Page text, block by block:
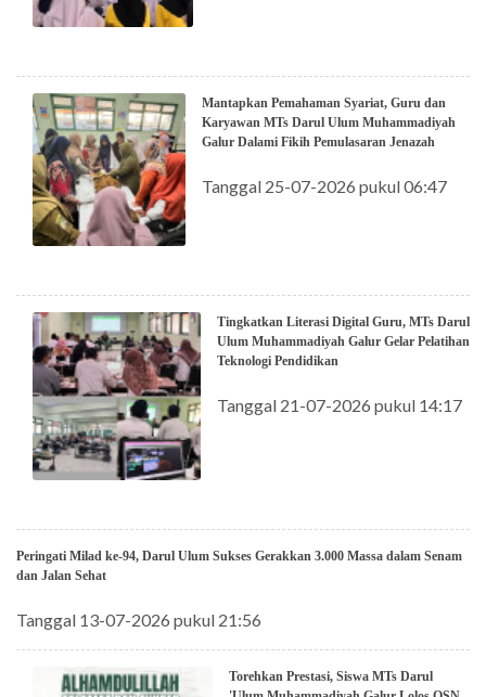
Mantapkan Pemahaman Syariat, Guru dan
Karyawan MTs Darul Ulum Muhammadiyah
Galur Dalami Fikih Pemulasaran Jenazah
Tanggal 25-07-2026 pukul 06:47
Tingkatkan Literasi Digital Guru, MTs Darul
Ulum Muhammadiyah Galur Gelar Pelatihan
Teknologi Pendidikan
Tanggal 21-07-2026 pukul 14:17
Peringati Milad ke-94, Darul Ulum Sukses Gerakkan 3.000 Massa dalam Senam
dan Jalan Sehat
Tanggal 13-07-2026 pukul 21:56
Torehkan Prestasi, Siswa MTs Darul